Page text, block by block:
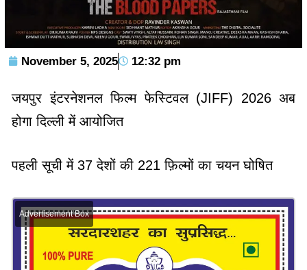
November 5, 2025 12:32 pm
जयपुर इंटरनेशनल फिल्म फेस्टिवल (JIFF) 2026 अब
होगा दिल्ली में आयोजित
पहली सूची में 37 देशों की 221 फ़िल्मों का चयन घोषित
Advertisement Box